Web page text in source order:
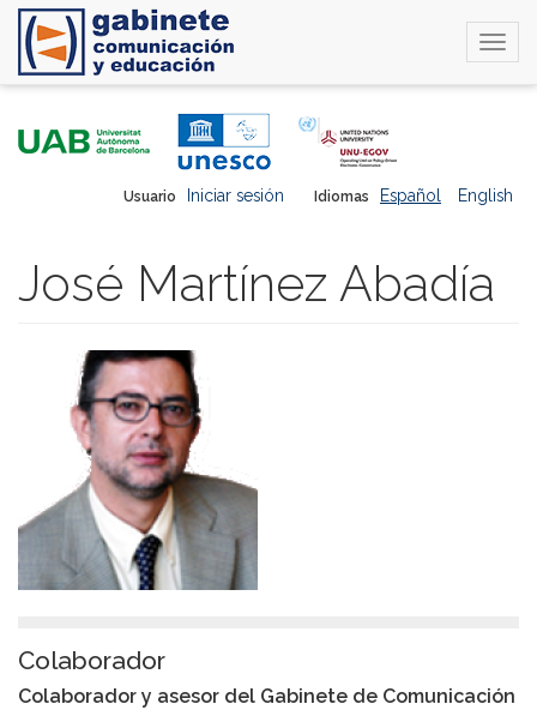
Idiomas Español English
Usuario Iniciar sesión
José Martínez Abadía
Colaborador
Colaborador y asesor del Gabinete de Comunicación